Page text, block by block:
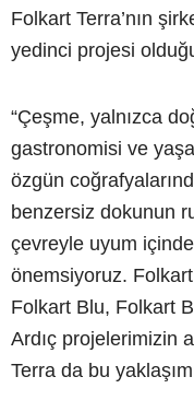
Folkart Terra’nın
yedinci projesi
“Çeşme, yalnızca
gastronomisi ve
özgün
benzersiz dokunun
çevreyle uyum
önemsiyoruz.
Folkart Blu, Folkart
Ardıç projelerimizin
Terra da bu